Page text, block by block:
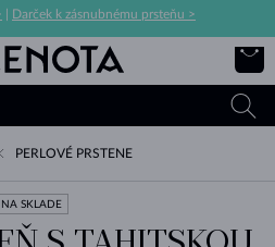
Darček k zásnubnému prsteňu >
PERLOVÉ PRSTENE
NA SKLADE